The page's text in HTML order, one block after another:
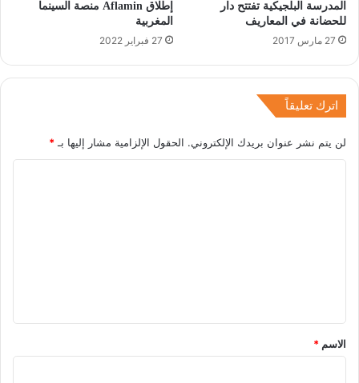
المدرسة البلجيكية تفتتح دار
للحضانة في المعاريف
27 مارس 2017
إطلاق Aflamin منصة السينما
المغربية
27 فبراير 2022
اترك تعليقاً
لن يتم نشر عنوان بريدك الإلكتروني. الحقول الإلزامية مشار إليها بـ*
*
الاسم *